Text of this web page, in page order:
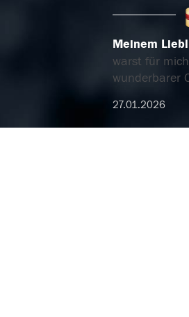
Meinem
warst für
wunderbarer
27.01.2026